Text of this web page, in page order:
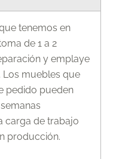
tenemos en
de 1 a 2
y emplaye
Los muebles que
pedido pueden
carga de trabajo
producción.